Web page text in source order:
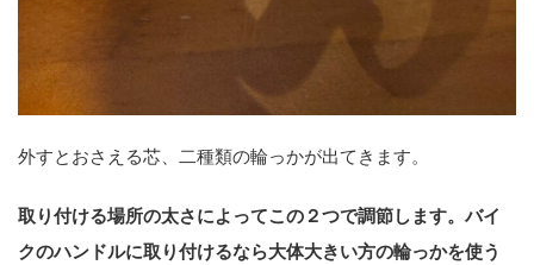
外すとおさえる芯、二種類の輪っかが出てきます。
取り付ける場所の太さによってこの２つで調節します。バイ
クのハンドルに取り付けるなら大体大きい方の輪っかを使う